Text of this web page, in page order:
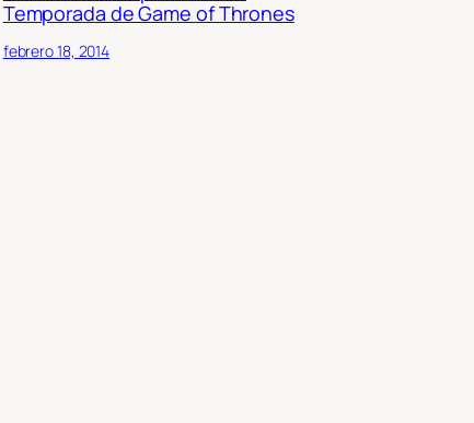
Temporada de Game of Thrones
febrero 18, 2014